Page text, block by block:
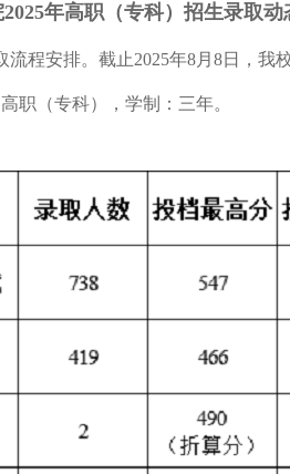
年高职（专科） 招生录取动
程安排。截止2025年8月8日，我
职（专科），学制：三年。